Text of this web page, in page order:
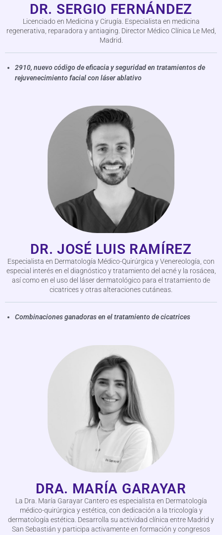
DR. SERGIO FERNÁNDEZ
Licenciado en Medicina y Cirugía. Especialista en medicina
regenerativa, reparadora y antiaging. Director Médico Clínica Le Med,
Madrid.
2910, nuevo código de eficacia y seguridad en tratamientos de
rejuvenecimiento facial con láser ablativo
DR. JOSÉ LUIS RAMÍREZ
Especialista en Dermatología Médico-Quirúrgica y Venereología, con
especial interés en el diagnóstico y tratamiento del acné y la rosácea,
así como en el uso del láser dermatológico para el tratamiento de
cicatrices y otras alteraciones cutáneas.
Combinaciones ganadoras en el tratamiento de cicatrices
DRA. MARÍA GARAYAR
La Dra. María Garayar Cantero es especialista en Dermatología
médico-quirúrgica y estética, con dedicación a la tricología y
dermatología estética. Desarrolla su actividad clínica entre Madrid y
San Sebastián y participa activamente en formación y congresos